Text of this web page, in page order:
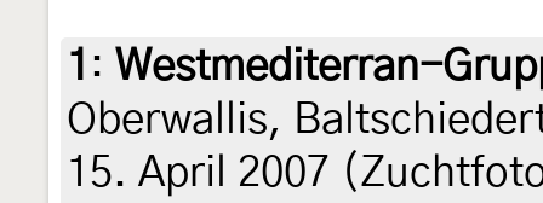
1 : Westmediterran-
Oberwallis,
15. April 2007